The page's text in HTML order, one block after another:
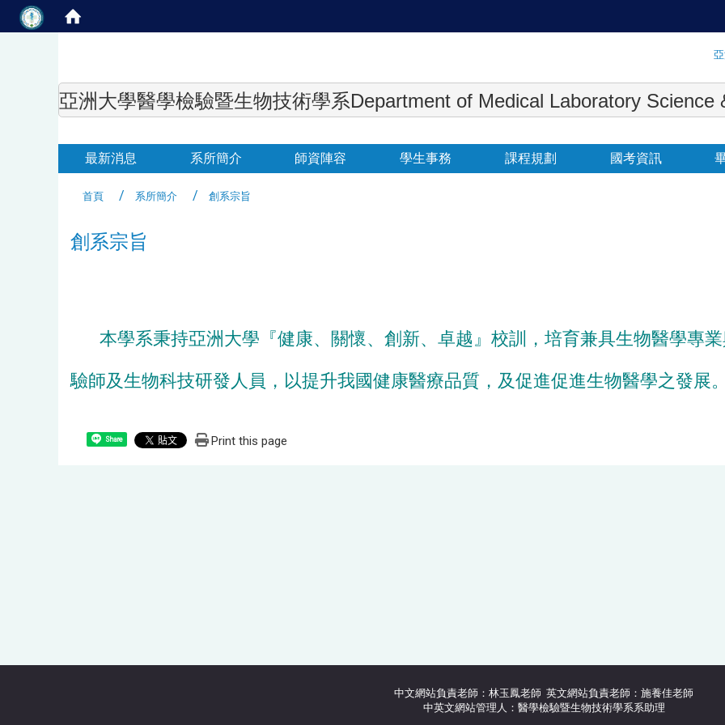
亞洲大學醫學檢驗暨生物技術學系Department of Medical Laboratory Science
最新消息 系所簡介 師資陣容 學生事務 課程規劃 國考資訊
首頁 系所簡介 創系宗旨
創系宗旨
本學系秉持亞洲大學『健康、關懷、創新、卓越』校訓，培育兼具生物醫學專
驗師及生物科技研發人員，以提升我國健康醫療品質，及促進促進生物醫學之發展
Share Print this page
中文網站負責老師：林玉鳳老師 英文網站負責老師：施養佳老師
中英文網站管理人：醫學檢驗暨生物技術學系系助理